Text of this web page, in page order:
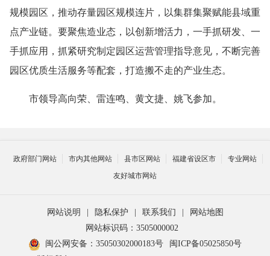
规模园区，推动存量园区规模连片，以集群集聚赋能县域重
点产业链。要聚焦造业态，以创新增活力，一手抓研发、一
手抓应用，抓紧研究制定园区运营管理指导意见，不断完善
园区优质生活服务等配套，打造搬不走的产业生态。
市领导高向荣、雷连鸣、黄文捷、姚飞参加。
政府部门网站 市内其他网站 县市区网站 福建省设区市
专业网站
友好城市网站
网站说明 隐私保护 联系我们
网站地图
网站标识码：3505000002
闽公网安备：35050302000183号
闽ICP备05025850号